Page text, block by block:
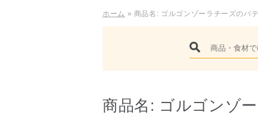
ホーム » 商品名: ゴルゴンゾーラチーズのパテ
商品名: ゴルゴンゾ